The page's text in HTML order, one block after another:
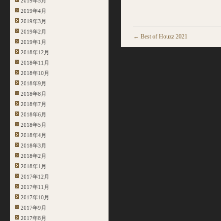
2019年4月
2019年3月
2019年2月
2019年1月
2018年12月
2018年11月
2018年10月
2018年9月
2018年8月
2018年7月
2018年6月
2018年5月
2018年4月
2018年3月
2018年2月
2018年1月
2017年12月
2017年11月
2017年10月
2017年9月
2017年8月
← Best of Houzz 2021